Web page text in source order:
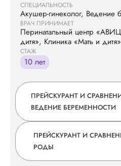
СПЕЦИАЛЬНОСТЬ
Акушер-гинеколог, Ведение
ВРАЧ ПРИНИМАЕТ
Перинатальный центр
дитя», Клиника «Мать и
СТАЖ
10 лет
ПРЕЙСКУРАНТ И
ВЕДЕНИЕ БЕРЕМЕННОСТИ
ПРЕЙСКУРАНТ И
РОДЫ